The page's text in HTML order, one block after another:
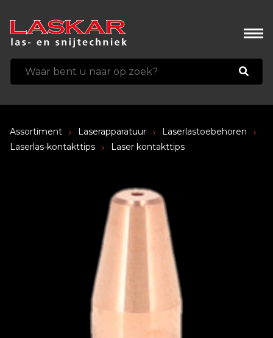
Assortiment Laserapparatuur
Laserlastoebehoren
Laserlas-kontakttips
Laser kontakttips